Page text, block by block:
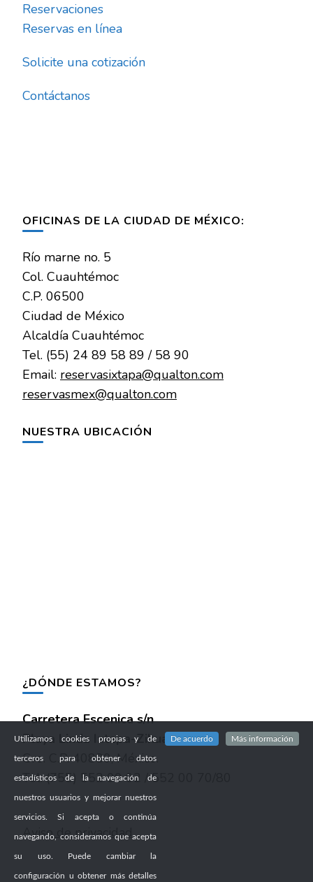
Reservaciones
Reservas en línea
Solicite una cotización
Contáctanos
OFICINAS DE LA CIUDAD DE MÉXICO:
Río marne no. 5
Col. Cuauhtémoc
C.P. 06500
Ciudad de México
Alcaldía Cuauhtémoc
Tel. (55) 24 89 58 89 / 58 90
Email: reservasixtapa@qualton.com
reservasmex@qualton.com
NUESTRA UBICACIÓN
¿DÓNDE ESTAMOS?
Carretera Escenica s/n
Playa Linda Ixtapa-Zihuatanejo,
Gro. C.P. 40880, México.
Tel: (755) 552 00 02 / 552 00 70/80
Aviso de privacidad
Utilizamos cookies propias y de
terceros para obtener datos
estadísticos de la navegación de
nuestros usuarios y mejorar nuestros
servicios. Si acepta o continúa
navegando, consideramos que acepta
su uso. Puede cambiar la
configuración u obtener más detalles
De acuerdo Más información